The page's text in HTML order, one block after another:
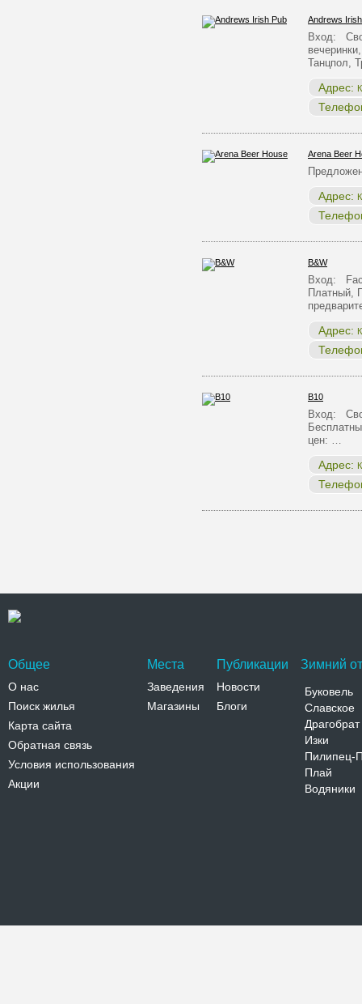
Andrews
Вход:
Танцпол,
Адрес:
Arena Beer
Адрес:
B&W
Вход:
Платный,
Адрес:
B10
Вход:
цен: …
Адрес:
Общее
О нас
Поиск жилья
Карта сайта
Обратная связь
Условия использования
Акции
Места
Заведения
Магазины
Публикации
Новости
Блоги
Зимний
Буковель
Славское
Драгобрат
Изки
Пилипец-
Плай
Водяники